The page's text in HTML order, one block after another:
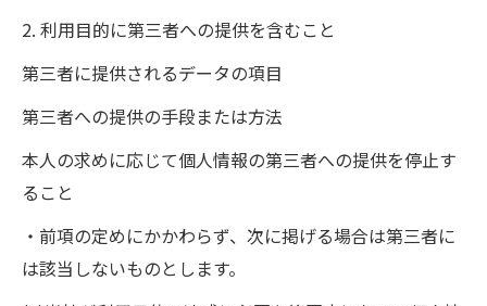
2. 利用目的に第三者への提供を含むこと
第三者に提供されるデータの項目
第三者への提供の手段または方法
本人の求めに応じて個人情報の第三者への提供を停止す
ること
・前項の定めにかかわらず、次に掲げる場合は第三者に
は該当しないものとします。